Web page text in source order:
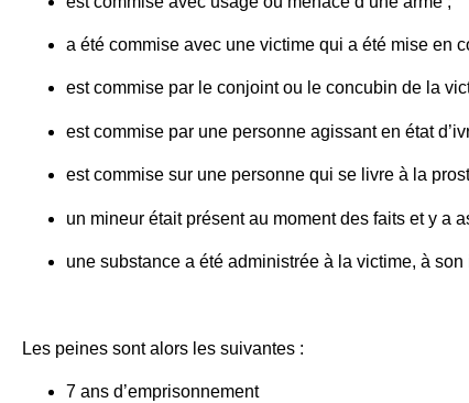
a été commise avec une victime qui a été mise en
est commise par le conjoint ou le concubin de la
est commise par une personne agissant en état
est commise sur une personne qui se livre à la
un mineur était présent au moment des faits et y a
une substance a été administrée à la victime, à
Les peines sont alors les suivantes :
7 ans d’emprisonnement